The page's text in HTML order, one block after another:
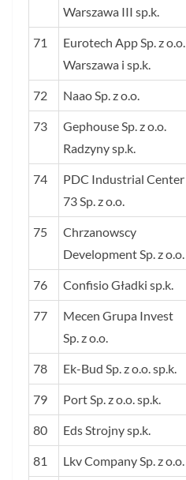
Warszawa III sp.k.
71
Eurotech App Sp. z o.o.
Warszawa i sp.k.
72 Naao Sp. z o.o.
73
Gephouse Sp. z o.o.
Radzyny sp.k.
74
PDC Industrial Center
73 Sp. z o.o.
75
Chrzanowscy
Development Sp. z o.o.
76 Confisio Gładki sp.k.
77
Mecen Grupa Invest
Sp. z o.o.
78 Ek-Bud Sp. z o.o. sp.k.
79 Port Sp. z o.o. sp.k.
80 Eds Strojny sp.k.
81 Lkv Company Sp. z o.o.